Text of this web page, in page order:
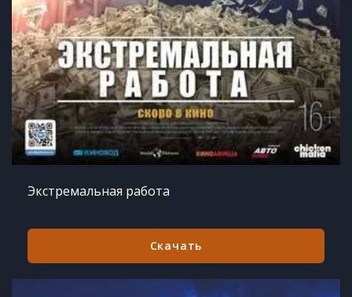
Экстремальная работа
Скачать